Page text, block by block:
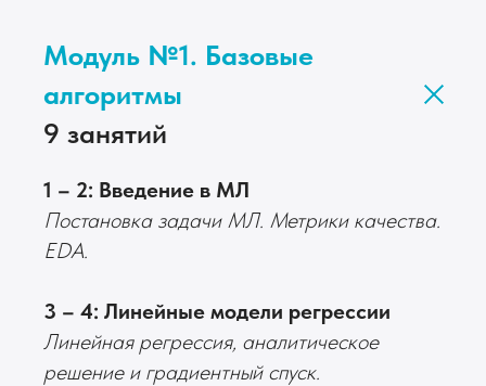
Модуль №1. Базовые
алгоритмы
9 занятий
1 – 2: Введение в МЛ
Постановка задачи МЛ. Метрики качества.
EDA.
3 – 4: Линейные модели регрессии
Линейная регрессия, аналитическое
решение и градиентный спуск.